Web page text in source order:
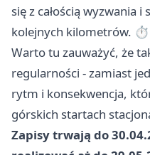
się z całością wyzwania
kolejnych kilometrów.
Warto tu zauważyć, że
regularności - zamiast
rytm i konsekwencja,
górskich startach
Zapisy trwają do